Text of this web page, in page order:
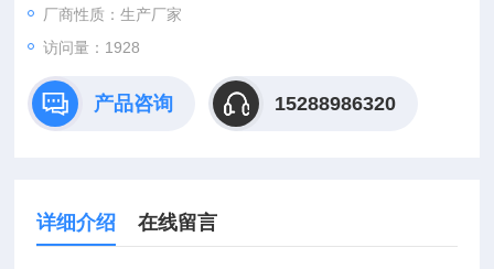
厂商性质：生产厂家
访问量：1928
产品咨询 15288986320
详细介绍 在线留言